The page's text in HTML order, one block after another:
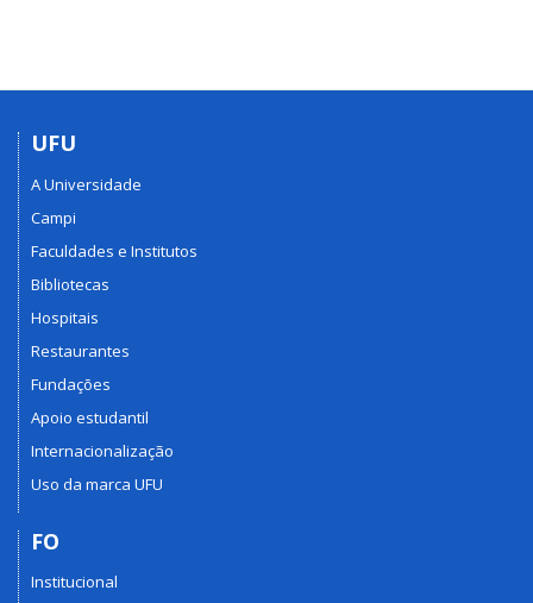
UFU
A Universidade
Campi
Faculdades e Institutos
Bibliotecas
Hospitais
Restaurantes
Fundações
Apoio estudantil
Internacionalização
Uso da marca UFU
FO
Institucional